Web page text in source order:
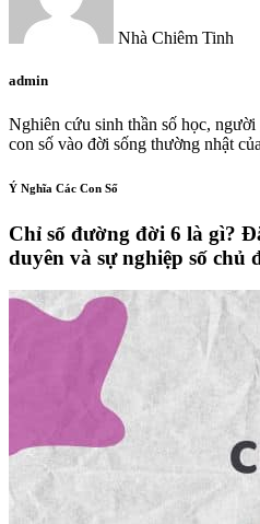
Nhà Chiêm Tinh
admin
Nghiên cứu sinh thần số học,
con số vào đời sống thường nhật
Ý Nghĩa Các Con Số
Chỉ số đường đời 6 là gì?
duyên và sự nghiệp số chủ